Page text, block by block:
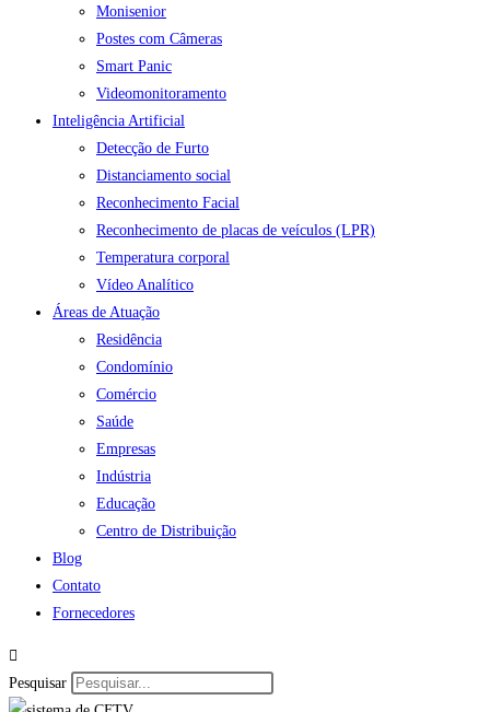
Monisenior
Postes com Câmeras
Smart Panic
Videomonitoramento
Inteligência Artificial
Detecção de Furto
Distanciamento social
Reconhecimento Facial
Reconhecimento de placas de veículos (LPR)
Temperatura corporal
Vídeo Analítico
Áreas de Atuação
Residência
Condomínio
Comércio
Saúde
Empresas
Indústria
Educação
Centro de Distribuição
Blog
Contato
Fornecedores
Pesquisar